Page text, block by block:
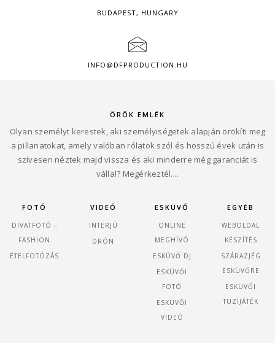
BUDAPEST, HUNGARY
INFO@DFPRODUCTION.HU
ÖRÖK EMLÉK
Olyan személyt kerestek, aki személyiségetek alapján örökíti meg
a pillanatokat, amely valóban rólatok szól és hosszú évek után is
szívesen néztek majd vissza és aki minderre még garanciát is
vállal? Megérkeztél....
FOTÓ
DIVATFOTÓ –
FASHION
ÉTELFOTÓZÁS
VIDEÓ
INTERJÚ
DRÓN
ESKÜVŐ
ONLINE
MEGHÍVÓ
ESKÜVŐ DJ
ESKÜVŐI
FOTÓ
ESKÜVŐI
VIDEÓ
EGYÉB
WEBOLDAL
KÉSZÍTÉS
SZÁRAZJÉG
ESKÜVŐRE
ESKÜVŐI
TÜZIJÁTÉK